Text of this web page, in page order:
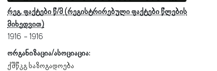
რეგ. ფაქტები წ/მ
1916
1916
ორგანიზაცია/ასოციაცია:
ქშწკგ საზოგადოება